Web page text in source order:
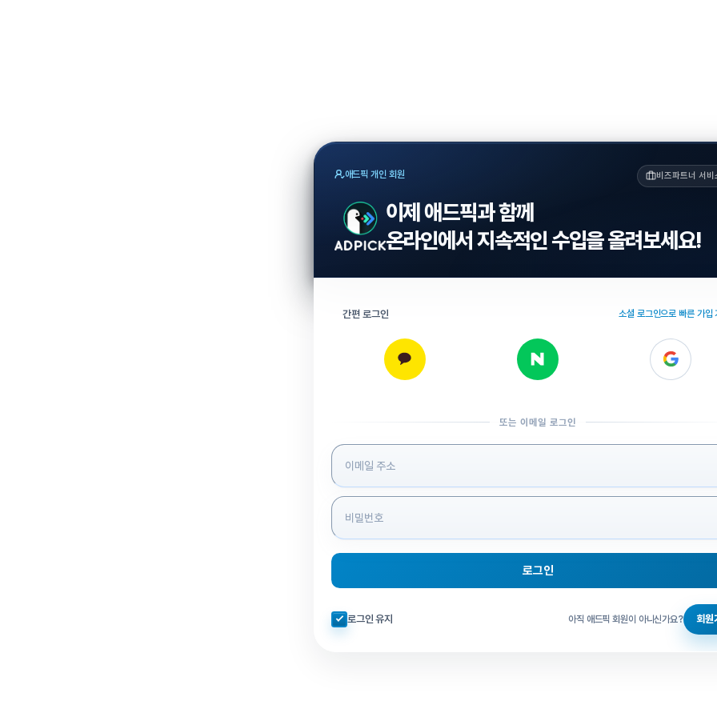
애드픽 개인 회원 비즈파트너 서비
이제 애드픽과 함께
온라인에서 지속적인 수입을 올려보세요!
간편 로그인 소셜 로그인으로 빠른 가입
또는 이메일 로그인
로그인 정보 입력
로그인
자동로그인 체크
로그인 유지 아직 애드픽 회원이 아니신가요? 회원